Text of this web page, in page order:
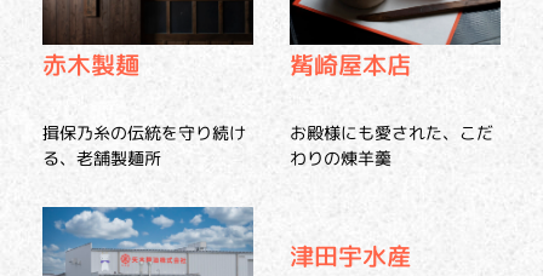
赤木製麺
揖保乃糸の伝統を守り続け
る、老舗製麺所
觜崎屋本店
お殿様にも愛された、こだ
わりの煉羊羹
津田宇水産